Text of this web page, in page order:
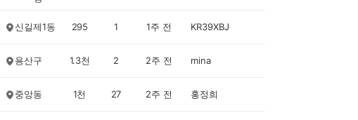
신길제1동 295 1 1주 전 KR39XBJ
용산구 1.3천 2 2주 전 mina
중앙동 1천 27 2주 전 홍정희